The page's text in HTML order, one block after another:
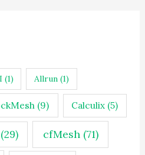
(1) Allrun(1)
(9) Calculix (5)
(29) cfMesh (71)